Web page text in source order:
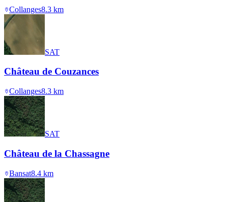
Collanges8.3 km
SAT
Château de Couzances
Collanges8.3 km
SAT
Château de la Chassagne
Bansat8.4 km